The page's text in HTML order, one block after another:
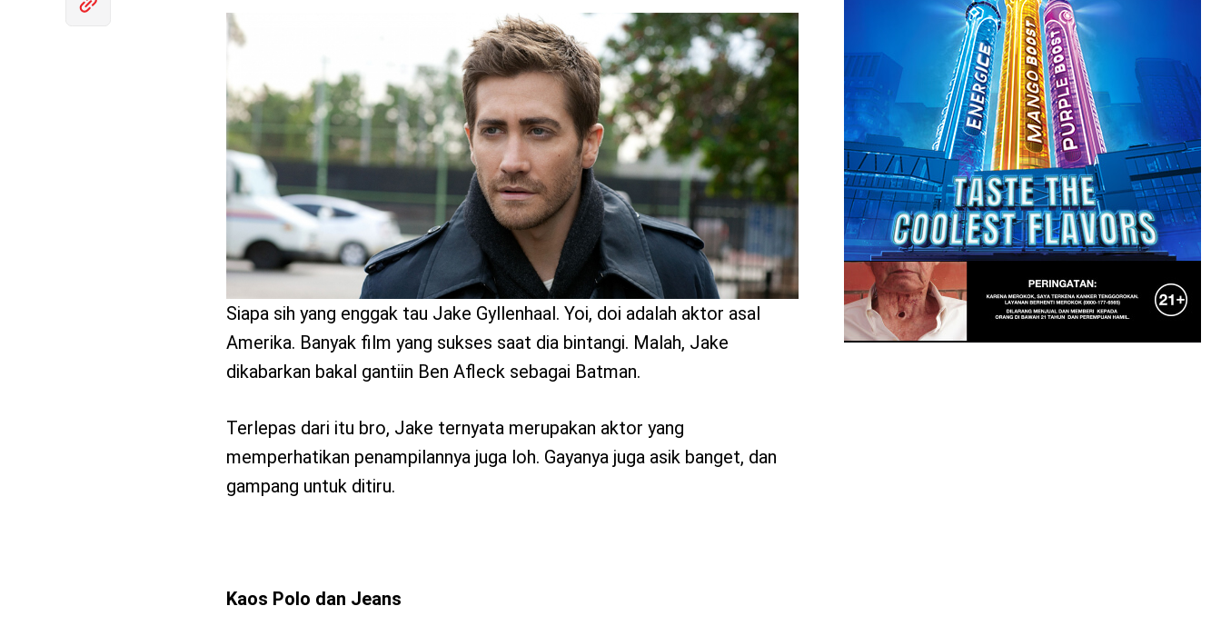
benefit
menarik
Siapa sih yang enggak tau Jake Gyllenhaal. Yoi, doi adalah aktor asal
Amerika. Banyak film yang sukses saat dia bintangi. Malah, Jake
dikabarkan bakal gantiin Ben Afleck sebagai Batman.
Terlepas dari itu bro, Jake ternyata merupakan aktor yang
memperhatikan penampilannya juga loh. Gayanya juga asik banget, dan
gampang untuk ditiru.
Kaos Polo dan Jeans